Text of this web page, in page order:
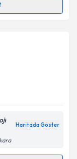
takvimi talebi
için bir
Aydınlatma
belirtilen
Haritada Göster